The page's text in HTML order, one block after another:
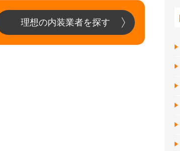
理想の内装業者を探す